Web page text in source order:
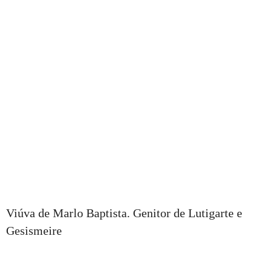
Viúva de Marlo Baptista. Genitor de Lutigarte e
Gesismeire